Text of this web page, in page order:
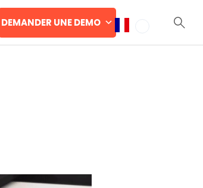
DEMANDER UNE DEMO